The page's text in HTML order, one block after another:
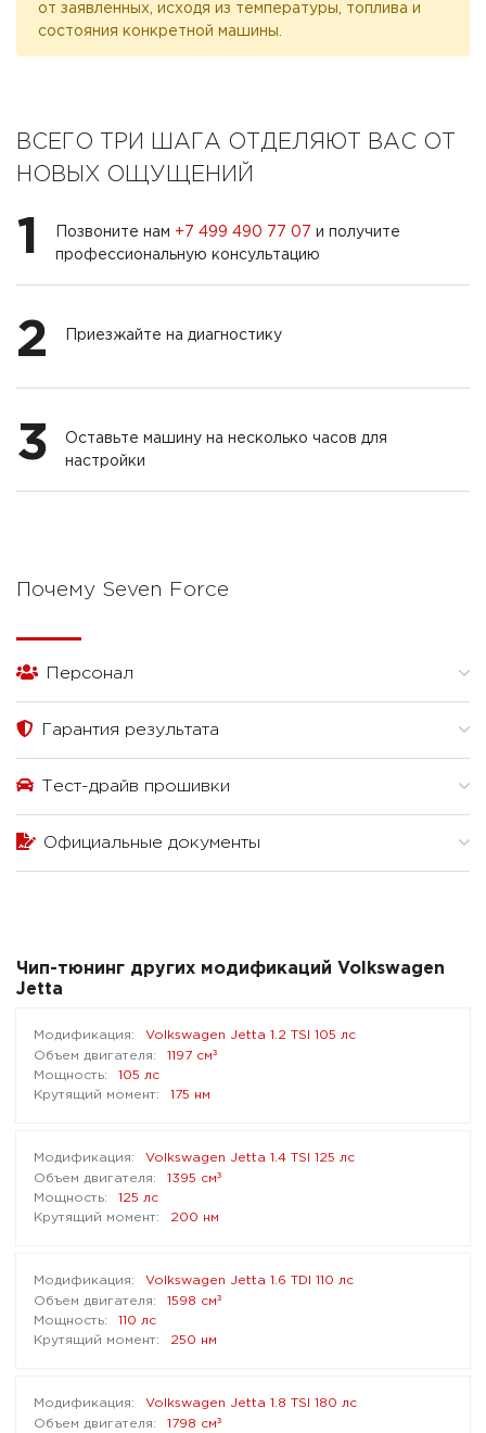
от заявленных, исходя из температуры, топлива и
состояния конкретной машины.
ВСЕГО ТРИ ШАГА ОТДЕЛЯЮТ ВАС ОТ
НОВЫХ ОЩУЩЕНИЙ
1 Позвоните нам +7 499 490 77 07 и получите
профессиональную консультацию
2 Приезжайте на диагностику
3
Оставьте машину на несколько часов для
настройки
Почему Seven Force
Персонал
Гарантия результата
Тест-драйв прошивки
Официальные документы
Чип-тюнинг других модификаций Volkswagen
Jetta
Volkswagen Jetta 1.2 TSI 105 лс
1197 см³
105 лс
175 нм
Volkswagen Jetta 1.4 TSI 125 лс
1395 см³
125 лс
200 нм
Volkswagen Jetta 1.6 TDI 110 лс
1598 см³
110 лс
250 нм
Volkswagen Jetta 1.8 TSI 180 лс
1798 см³